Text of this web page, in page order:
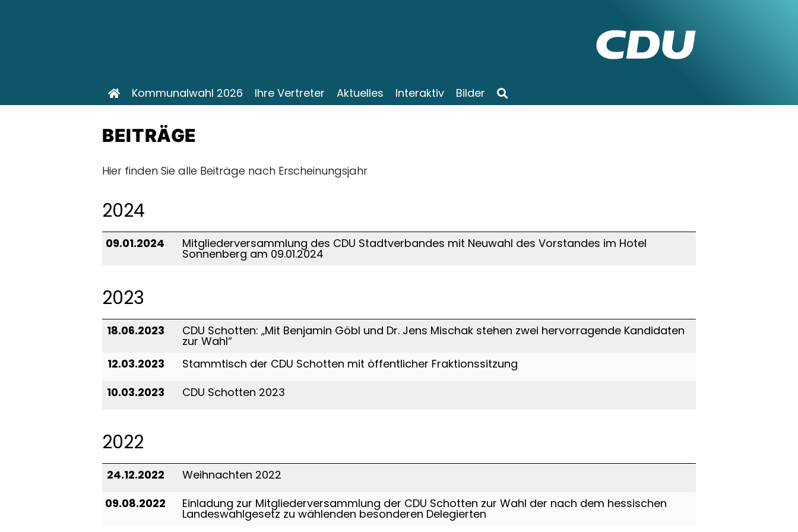
Kommunalwahl 2026 Ihre Vertreter Aktuelles Interaktiv Bilder
BEITRÄGE
Hier finden Sie alle Beiträge nach Erscheinungsjahr
2024
09.01.2024 Mitgliederversammlung des CDU Stadtverbandes mit Neuwahl des Vorstandes im Hotel
Sonnenberg am 09.01.2024
2023
18.06.2023 CDU Schotten: „Mit Benjamin Göbl und Dr. Jens Mischak stehen zwei hervorragende Kandidaten
zur Wahl“
12.03.2023
Stammtisch der CDU Schotten mit öffentlicher Fraktionssitzung
10.03.2023
CDU Schotten 2023
2022
24.12.2022
Weihnachten 2022
09.08.2022
Einladung zur Mitgliederversammlung der CDU Schotten zur Wahl der nach dem hessischen
Landeswahlgesetz zu wählenden besonderen Delegierten